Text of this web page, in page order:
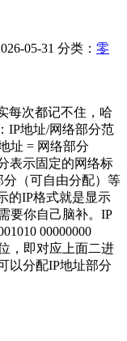
05-31 分类： 零
每次都记不住，哈
IP地址/网络部分范
址 = 网络部分
表示固定的网络标
（可自由分配）等
的IP格式就是显示
要你自己脑补。IP
00000000
，即对应上面二进
以分配IP地址部分